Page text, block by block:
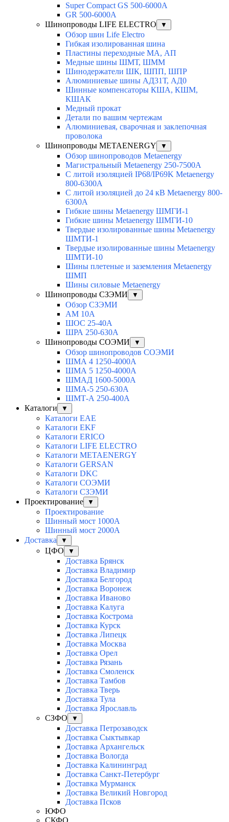
Super Compact GS 500-6000A
GR 500-6000A
Шинопроводы LIFE ELECTRO
▼
Обзор шин Life Electro
Гибкая изолированная шина
Пластины переходные МА, АП
Медные шины ШМТ, ШММ
Шинодержатели ШК, ШПП, ШПР
Алюминиевые шины АД31Т, АД0
Шинные компенсаторы КША, КШМ,
КШАК
Медный прокат
Детали по вашим чертежам
Алюминиевая, cварочная и заклепочная
проволока
Шинопроводы METAENERGY
▼
Обзор шинопроводов Metaenergy
Магистральный Metaenergy 250-7500A
С литой изоляцией IP68/IP69K Metaenergy
800-6300A
С литой изоляцией до 24 кВ Metaenergy 800-
6300A
Гибкие шины Metaenergy ШМГИ-1
Гибкие шины Metaenergy ШМГИ-10
Твердые изолированные шины Metaenergy
ШМТИ-1
Твердые изолированные шины Metaenergy
ШМТИ-10
Шины плетеные и заземления Metaenergy
ШМП
Шины силовые Metaenergy
Шинопроводы СЗЭМИ
▼
Обзор СЗЭМИ
АМ 10А
ШОС 25-40А
ШРА 250-630А
Шинопроводы СОЭМИ
▼
Обзор шинопроводов СОЭМИ
ШМА 4 1250-4000А
ШМА 5 1250-4000А
ШМАД 1600-5000А
ШМА-5 250-630А
ШМТ-А 250-400А
Каталоги
▼
Каталоги EAE
Каталоги EKF
Каталоги ERICO
Каталоги LIFE ELECTRO
Каталоги METAENERGY
Каталоги GERSAN
Каталоги DKC
Каталоги СОЭМИ
Каталоги СЗЭМИ
Проектирование
▼
Проектирование
Шинный мост 1000А
Шинный мост 2000А
Доставка
▼
ЦФО ▼
Доставка Брянск
Доставка Владимир
Доставка Белгород
Доставка Воронеж
Доставка Иваново
Доставка Калуга
Доставка Кострома
Доставка Курск
Доставка Липецк
Доставка Москва
Доставка Орел
Доставка Рязань
Доставка Смоленск
Доставка Тамбов
Доставка Тверь
Доставка Тула
Доставка Ярославль
СЗФО
▼
Доставка Петрозаводск
Доставка Сыктывкар
Доставка Архангельск
Доставка Вологда
Доставка Калининград
Доставка Санкт-Петербург
Доставка Мурманск
Доставка Великий Новгород
Доставка Псков
ЮФО
СКФО